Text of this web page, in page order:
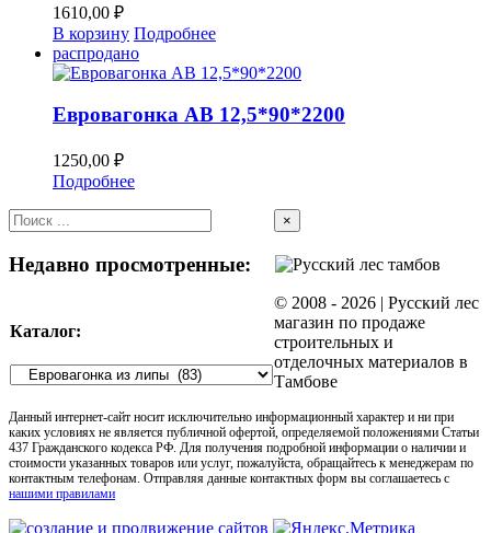
1610,00 ₽
В корзину Подробнее
распродано
Евровагонка AB 12,5*90*2200
1250,00 ₽
Подробнее
Недавно просмотренные:
Каталог:
Close
product
quick
view
×
© 2008 - 2026 | Русский лес
магазин по продаже
строительных и
отделочных материалов в
Тамбове
Данный интернет-сайт носит исключительно информационный характер и ни при
каких условиях не является публичной офертой, определяемой положениями Статьи
437 Гражданского кодекса РФ. Для получения подробной информации о наличии и
стоимости указанных товаров или услуг, пожалуйста, обращайтесь к менеджерам по
контактным телефонам. Отправляя данные контактных форм вы соглашаетесь с
нашими правилами